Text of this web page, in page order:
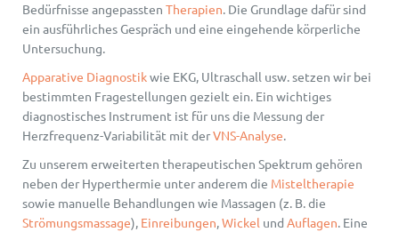
Bedürfnisse angepassten Therapien. Die Grundlage dafür sind
ein ausführliches Gespräch und eine eingehende körperliche
Untersuchung.
Apparative Diagnostikwie EKG, Ultraschall usw. setzen wir bei
bestimmten Fragestellungen gezielt ein. Ein wichtiges
diagnostisches Instrument ist für uns die Messung der
Herzfrequenz-Variabilität mit derVNS-Analyse.
Zu unserem erweiterten therapeutischen Spektrum gehören
neben der Hyperthermie unter anderem die Misteltherapie
sowie manuelle Behandlungen wie Massagen (z. B. die
Strömungsmassage), Einreibungen,Wickel und Auflagen. Eine